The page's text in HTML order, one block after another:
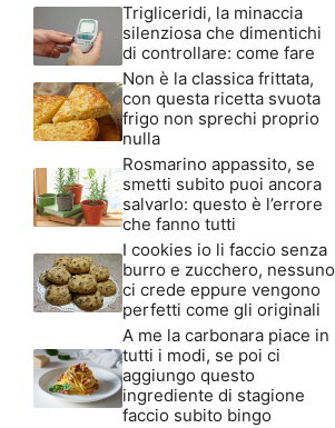
Trigliceridi, la minaccia
silenziosa che dimentichi
di controllare: come fare
Non è la classica frittata,
con questa ricetta svuota
frigo non sprechi proprio
nulla
Rosmarino appassito, se
smetti subito puoi ancora
salvarlo: questo è l’errore
che fanno tutti
I cookies io li faccio senza
burro e zucchero, nessuno
ci crede eppure vengono
perfetti come gli originali
A me la carbonara piace in
tutti i modi, se poi ci
aggiungo questo
ingrediente di stagione
faccio subito bingo